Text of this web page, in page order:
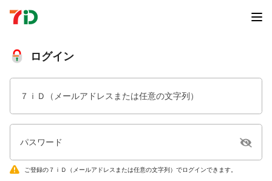
ログイン
７ｉＤ（メールアドレスまたは任意の文字列）
パスワード
ご登録の７ｉＤ（メールアドレスまたは任意の文字列）でログインできます。